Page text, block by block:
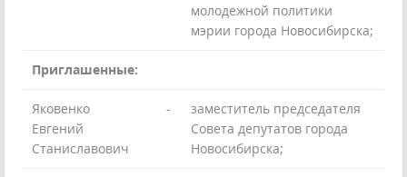
молодежной политики
мэрии города Новосибирска;
Приглашенные:
Яковенко
Евгений
Станиславович
-
заместитель председателя
Совета депутатов города
Новосибирска;